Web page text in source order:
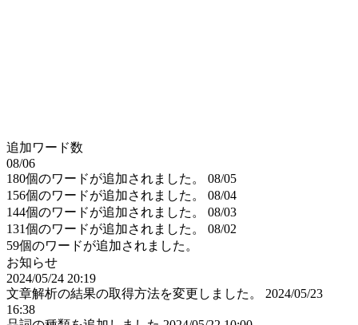
追加ワード数
08/06
180個のワードが追加されました。
08/05
156個のワードが追加されました。
08/04
144個のワードが追加されました。
08/03
131個のワードが追加されました。
08/02
59個のワードが追加されました。
お知らせ
2024/05/24 20:19
文章解析の結果の取得方法を変更しました。
2024/05/23
16:38